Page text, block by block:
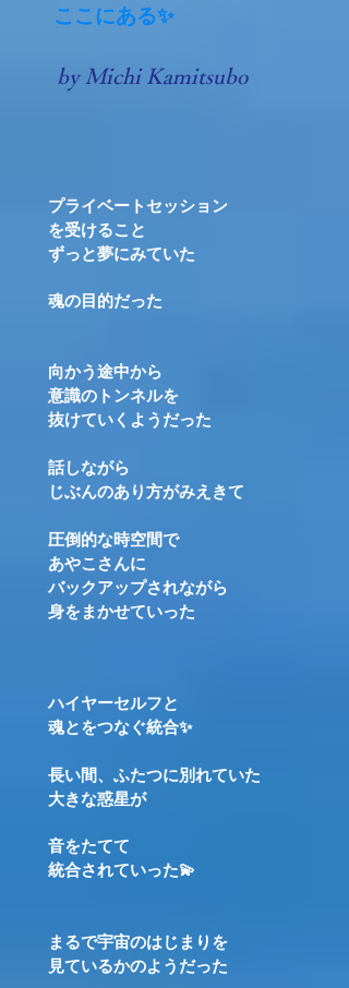
ここにある✨
​by Michi Kamitsubo
プライベートセッション
を受けること
ずっと夢にみていた
魂の目的だった
向かう途中から
意識のトンネルを
抜けていくようだった
話しながら
じぶんのあり方がみえきて
圧倒的な時空間で
あやこさんに
バックアップされながら
身をまかせていった
ハイヤーセルフと
魂とをつなぐ統合✨
長い間、ふたつに別れていた
大きな惑星が
音をたてて
統合されていった💫
まるで宇宙のはじまりを
見ているかのようだった